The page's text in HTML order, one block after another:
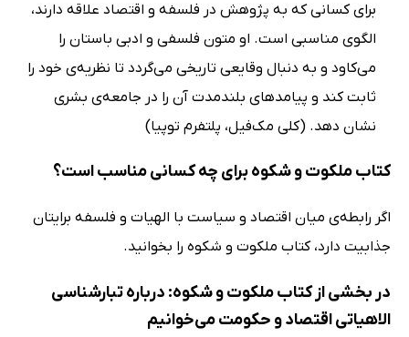
برای کسانی که به پژوهش در فلسفه و اقتصاد علاقه دارند،
الگوی مناسبی است. او متون فلسفی و ادبی باستان را
می‌کاود و به دنبال وقایعی تاریخی می‌گردد تا نظریه‌ی خود را
ثابت کند و پیامدهای بلندمدت آن را در جامعه‌ی بشری
نشان دهد. (کلی مک‌فیل، پلتفرم توپیا)
کتاب ملکوت و شکوه برای چه کسانی مناسب است؟
اگر رابطه‌ی میان اقتصاد و سیاست با الهیات و فلسفه برایتان
جذابیت دارد، کتاب ملکوت و شکوه را بخوانید.
در بخشی از کتاب ملکوت و شکوه: درباره تبارشناسی
الاهیاتی اقتصاد و حکومت می‌خوانیم